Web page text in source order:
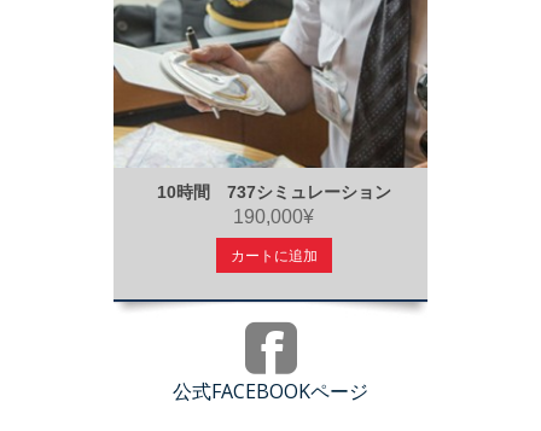
10時間 737シミュレーション
190,000¥
カートに追加
公式FACEBOOKページ